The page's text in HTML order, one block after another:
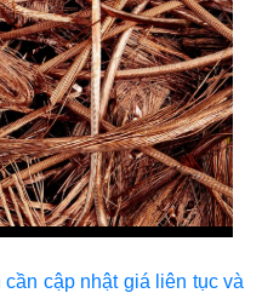
cập nhật giá liên tục và